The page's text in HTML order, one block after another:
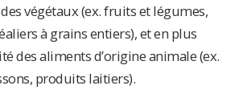
végétaux (ex. fruits et légumes,
à grains entiers), et en plus
des aliments d’origine animale (ex.
produits laitiers).